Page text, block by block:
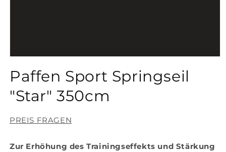
Modal
öffnen
Paffen Sport Springseil
"Star" 350cm
PREIS FRAGEN
Zur Erhöhung des Trainingseffekts und Stärkung